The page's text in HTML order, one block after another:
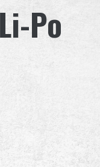
Po